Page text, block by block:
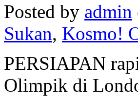
Posted by admin
Sukan, Kosmo!
PERSIAPAN
Olimpik di